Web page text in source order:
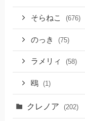
そらねこ (676)
のっき (75)
ラメリィ (58)
鴎 (1)
クレノア (202)